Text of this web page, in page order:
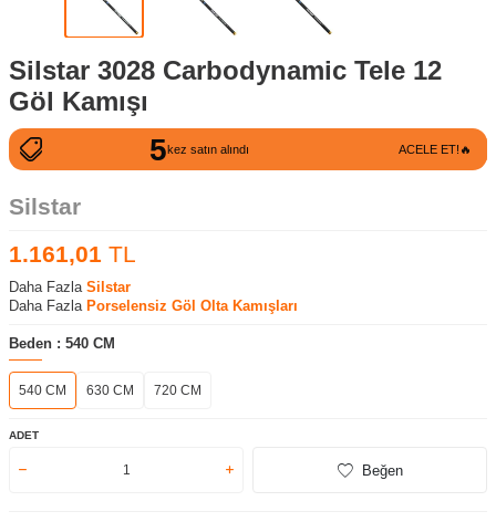
Silstar 3028 Carbodynamic Tele 12
Göl Kamışı
5kez satın alındı
207kez görüntülendi ACELE ET!🔥
Silstar
1.161,01 TL
Daha Fazla Silstar
Daha Fazla Porselensiz Göl Olta Kamışları
Beden : 540 CM
540 CM 630 CM 720 CM
ADET
Beğen